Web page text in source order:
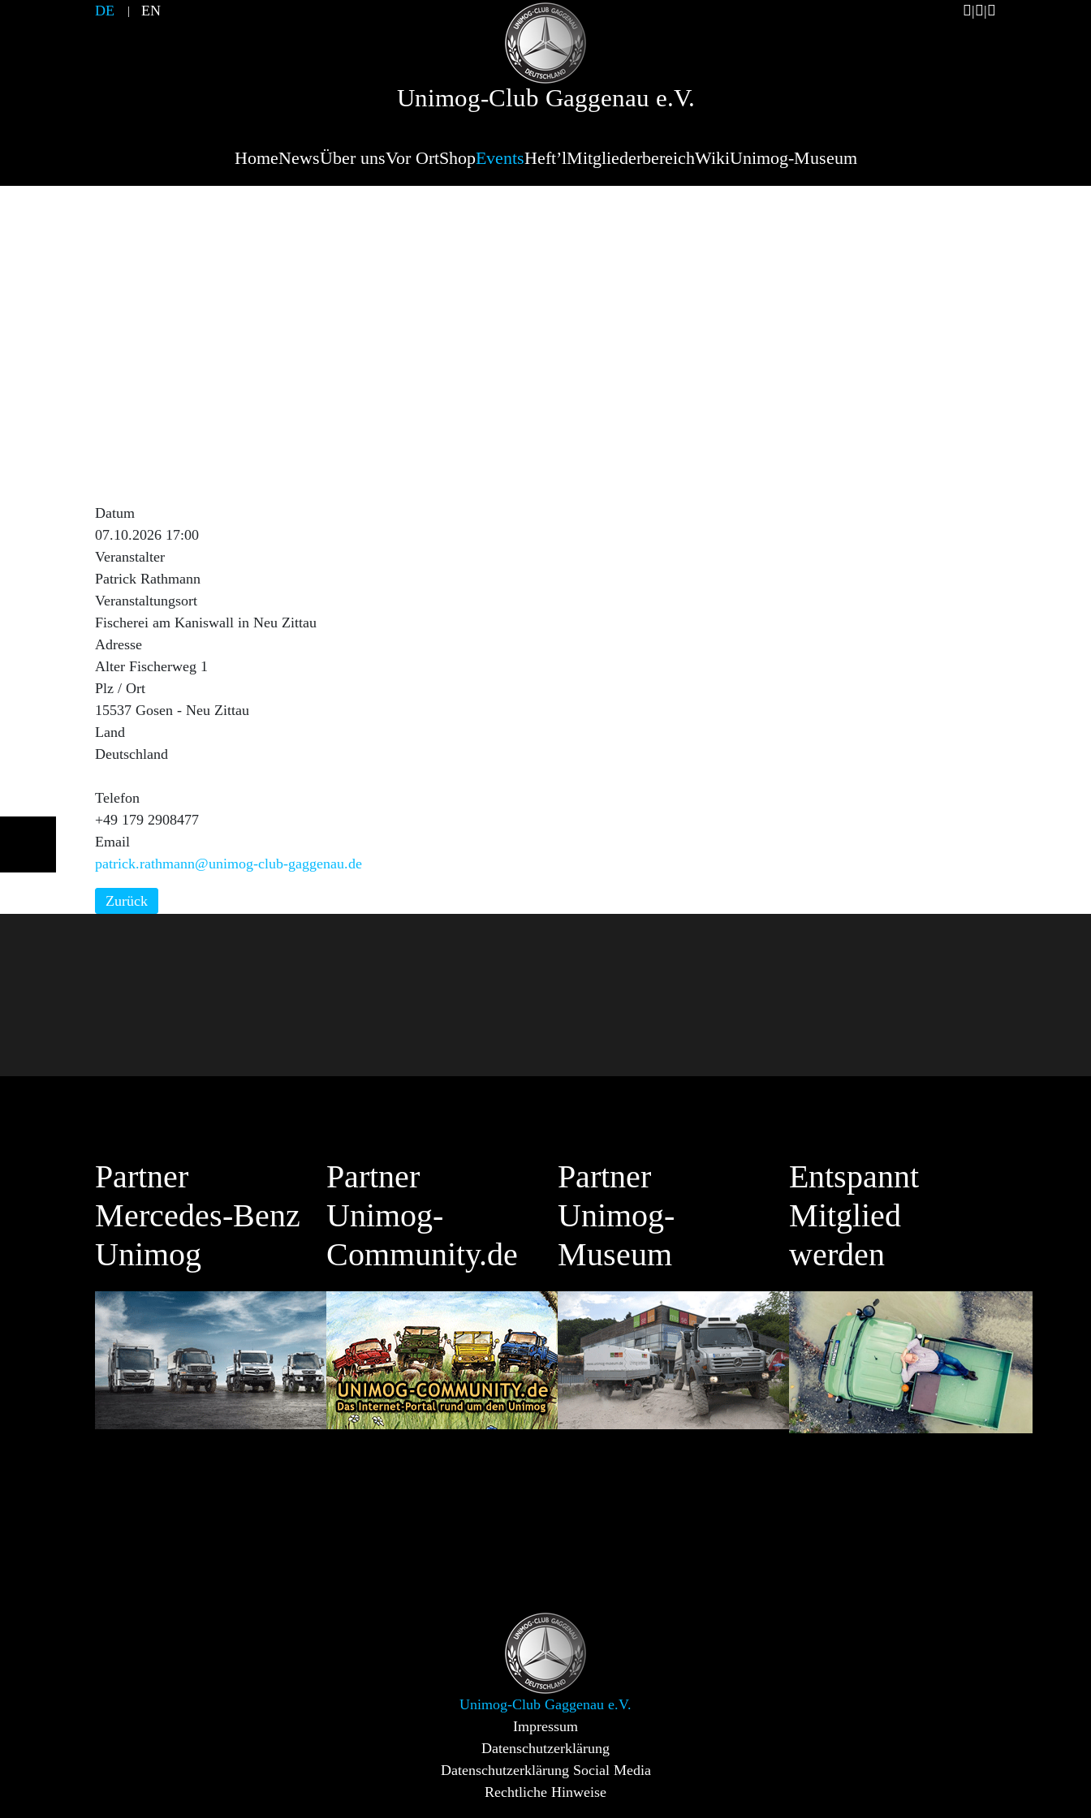
DE EN
Unimog-Club Gaggenau e.V.
HomeNewsÜber unsVor OrtShopEventsHeft’lMitgliederbereichWikiUnimog-Museum
Datum
07.10.2026 17:00
Veranstalter
Patrick Rathmann
Veranstaltungsort
Fischerei am Kaniswall in Neu Zittau
Adresse
Alter Fischerweg 1
Plz / Ort
15537 Gosen - Neu Zittau
Land
Deutschland
Telefon
+49 179 2908477
Email
patrick.rathmann@unimog-club-gaggenau.de
Zurück
Partner
Mercedes-Benz
Unimog
Partner
Unimog-
Community.de
Partner
Unimog-
Museum
Entspannt
Mitglied
werden
Unimog-Club Gaggenau e.V.
Impressum
Datenschutzerklärung
Datenschutzerklärung Social Media
Rechtliche Hinweise